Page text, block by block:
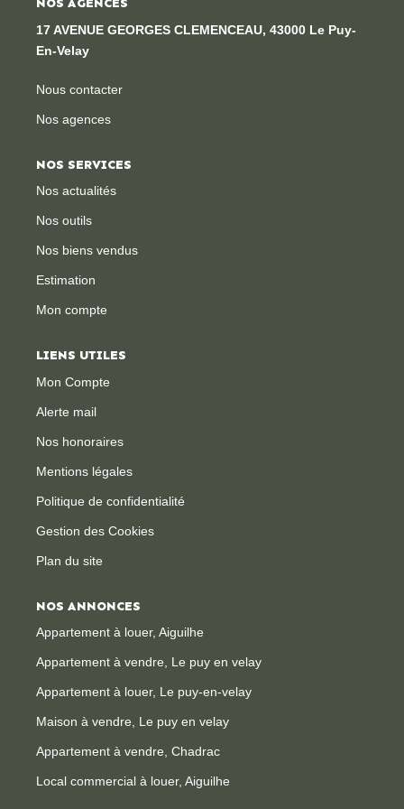
alentours."
NOS AGENCES
17 AVENUE GEORGES CLEMENCEAU, 43000 Le Puy-
En-Velay
Nous contacter
Nos agences
NOS SERVICES
Nos actualités
Nos outils
Nos biens vendus
Estimation
Mon compte
LIENS UTILES
Mon Compte
Alerte mail
Nos honoraires
Mentions légales
Politique de confidentialité
Gestion des Cookies
Plan du site
NOS ANNONCES
Appartement à louer, Aiguilhe
Appartement à vendre, Le puy en velay
Appartement à louer, Le puy-en-velay
Maison à vendre, Le puy en velay
Appartement à vendre, Chadrac
Local commercial à louer, Aiguilhe